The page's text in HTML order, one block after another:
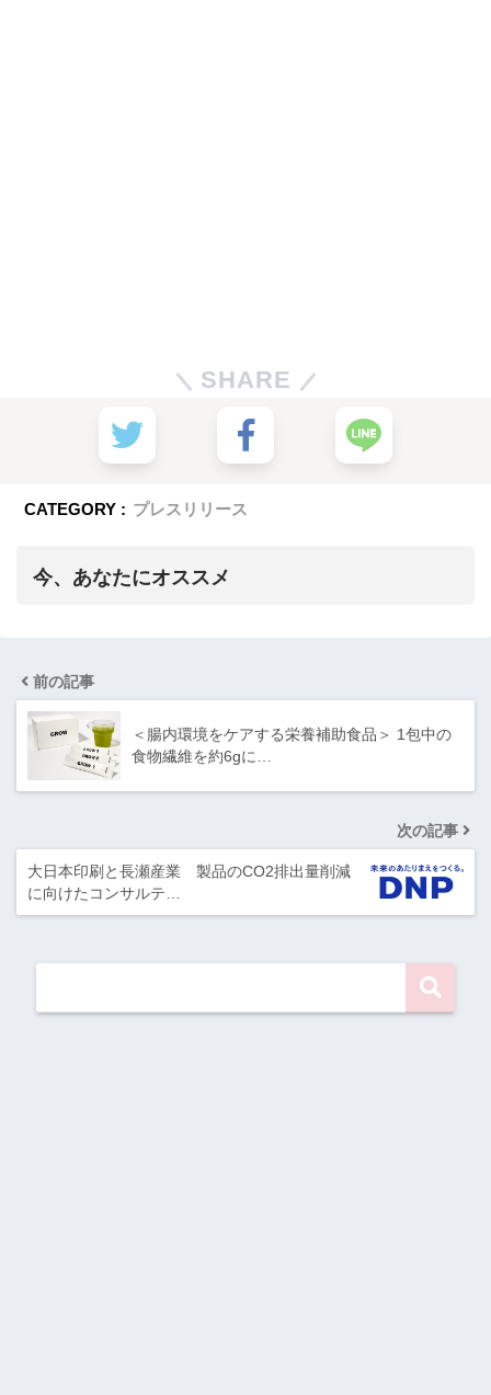
SHARE
CATEGORY : プレスリリース
今、あなたにオススメ
前の記事
＜腸内環境をケアする栄養補助食品＞ 1包中の
食物繊維を約6gに…
次の記事
大日本印刷と長瀬産業 製品のCO2排出量削減
に向けたコンサルテ…